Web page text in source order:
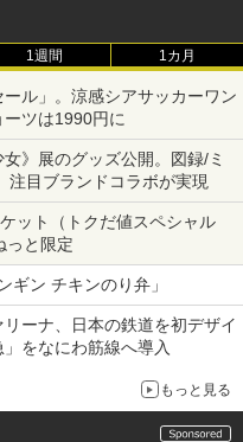
1週間 1カ月
ル」。涼感シアサッカーワン
ツは1990円に
》展のグッズ公開。図録/ミ
注目ブランドコラボが実現
ット（トクだ値スペシャル
っと限定
ギン チキンのり弁」
ーナ、日本の鉄道を初デザイ
をなにわ筋線へ導入
もっと見る